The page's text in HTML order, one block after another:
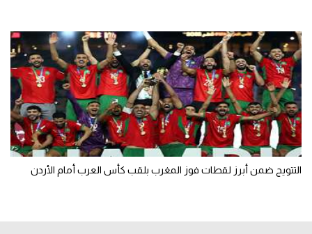
التتويج ضمن أبرز لقطات فوز المغرب بلقب كأس العرب أمام الأردن